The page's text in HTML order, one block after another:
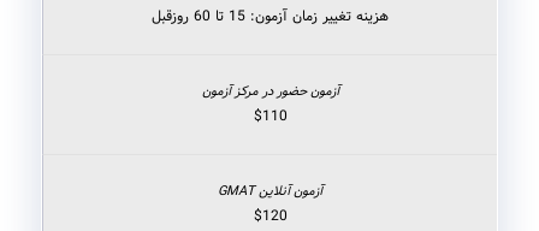
هزینه تغییر زمان آزمون: 15 تا 60 روزقبل
$110
$120